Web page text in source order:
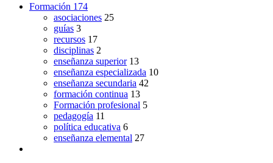
Formación 174
asociaciones 25
guías 3
recursos 17
disciplinas 2
enseñanza superior 13
enseñanza especializada 10
enseñanza secundaria 42
formación continua 13
Formación profesional 5
pedagogía 11
política educativa 6
enseñanza elemental 27